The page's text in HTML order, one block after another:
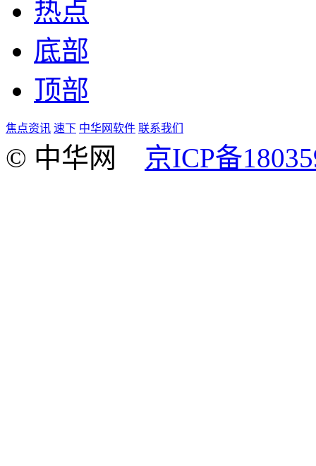
热点
底部
顶部
焦点资讯 速下 中华网软件 联系我们
© 中华网 京ICP备